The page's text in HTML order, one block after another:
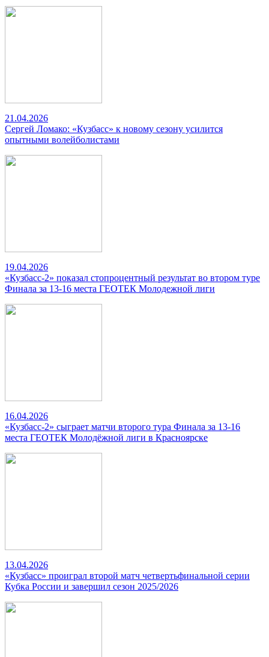
21.04.2026
Сергей Ломако: «Кузбасс» к новому сезону усилится
опытными волейболистами
19.04.2026
«Кузбасс-2» показал стопроцентный результат во втором туре
Финала за 13-16 места ГЕОТЕК Молодежной лиги
16.04.2026
«Кузбасс-2» сыграет матчи второго тура Финала за 13-16
места ГЕОТЕК Молодёжной лиги в Красноярске
13.04.2026
«Кузбасс» проиграл второй матч четвертьфинальной серии
Кубка России и завершил сезон 2025/2026